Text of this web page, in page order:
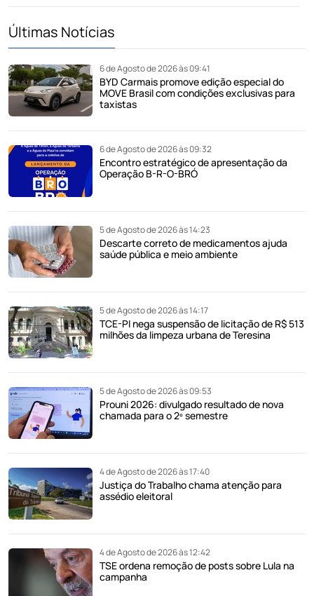
Últimas Notícias
6 de Agosto de 2026 às 09:41
BYD Carmais promove edição especial do
MOVE Brasil com condições exclusivas para
taxistas
6 de Agosto de 2026 às 09:32
Encontro estratégico de apresentação da
Operação B-R-O-BRÓ
5 de Agosto de 2026 às 14:23
Descarte correto de medicamentos ajuda
saúde pública e meio ambiente
5 de Agosto de 2026 às 14:17
TCE-PI nega suspensão de licitação de R$ 513
milhões da limpeza urbana de Teresina
5 de Agosto de 2026 às 09:53
Prouni 2026: divulgado resultado de nova
chamada para o 2º semestre
4 de Agosto de 2026 às 17:40
Justiça do Trabalho chama atenção para
assédio eleitoral
4 de Agosto de 2026 às 12:42
TSE ordena remoção de posts sobre Lula na
campanha